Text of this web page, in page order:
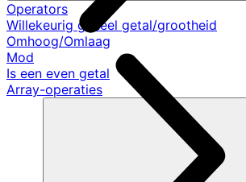
Operators
Willekeurig geheel getal/grootheid
Omhoog/Omlaag
Mod
Is een even getal
Array-operaties